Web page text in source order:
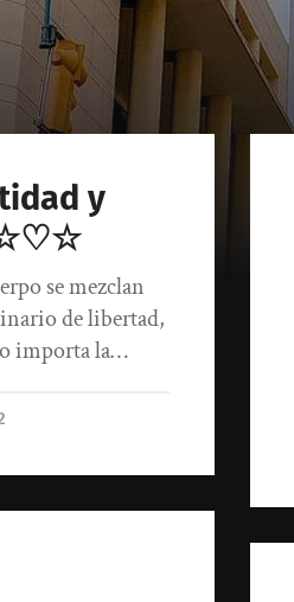
y
se mezclan
de libertad,
importa la…